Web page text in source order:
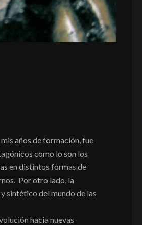
años de formación, fue
como lo son los
en distintos formas de
Por otro lado, la
sintético del mundo de las
hacia nuevas